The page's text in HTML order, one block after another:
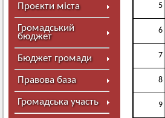
Проєкти міста
Громадський
бюджет
Бюджет громади
Правова база
Громадська участь
5
6
7
8
9